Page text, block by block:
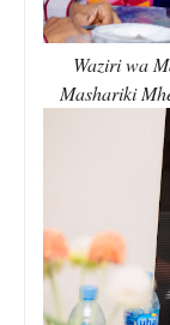
Waziri wa
Mashariki